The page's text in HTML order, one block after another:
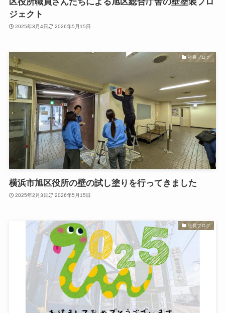
ジェクト
2025年3月4日 2026年5月15日
社長ブログ
横浜市旭区役所の壁の試し塗りを行ってきました
2025年2月3日 2026年5月15日
社長ブログ